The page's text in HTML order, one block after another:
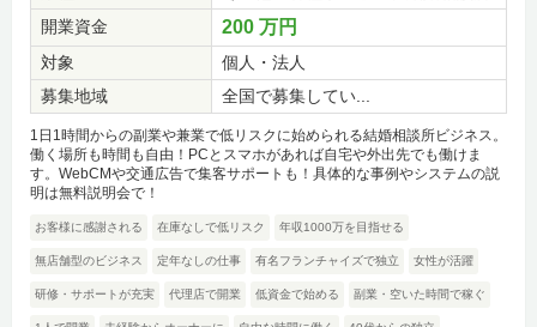
開業資金
200 万円
対象
個人・法人
募集地域
全国で募集してい...
1日1時間からの副業や兼業で低リスクに始められる結婚相談所ビジネス。
働く場所も時間も自由！PCとスマホがあれば自宅や外出先でも働けま
す。WebCMや交通広告で集客サポートも！具体的な事例やシステムの説
明は無料説明会で！
お客様に感謝される 在庫なしで低リスク 年収1000万を目指せる
無店舗型のビジネス 定年なしの仕事 有名フランチャイズで独立 女性が活躍
研修・サポートが充実 代理店で開業 低資金で始める 副業・空いた時間で稼ぐ